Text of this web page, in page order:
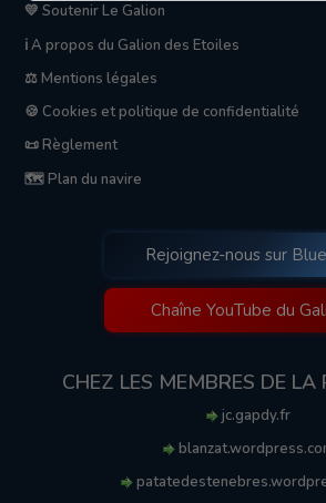
💛 Soutenir Le Galion
ℹ️ A propos du Galion des Etoiles
⚖️ Mentions légales
🍪 Cookies et politique de confidentialité
📜 Règlement
🗺️ Plan du navire
Rejoignez-nous sur
Chaîne YouTube du
CHEZ LES MEMBRES DE LA
jc.gapdy.fr